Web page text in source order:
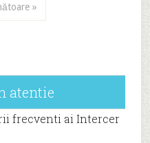
»
atentie
frecventi ai Intercer